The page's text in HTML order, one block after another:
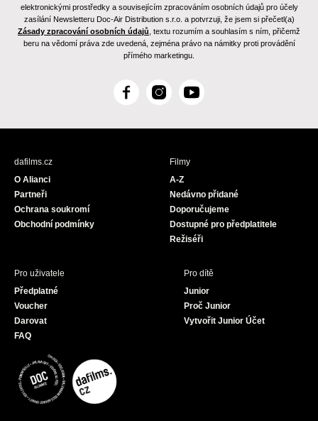
elektronickými prostředky a souvisejícím zpracováním osobních údajů pro účely
zasílání Newsletteru Doc-Air Distribution s.r.o. a potvrzuji, že jsem si přečetl(a)
Zásady zpracování osobních údajů , textu rozumím a souhlasím s ním, přičemž
beru na vědomí práva zde uvedená, zejména právo na námitky proti provádění
přímého marketingu.
F
c
I
s
Y
u
dafilms.cz
O Alianci
Partneři
Ochrana soukromí
Obchodní podmínky
Filmy
A-Z
Nedávno přidané
Doporučujeme
Dostupné pro předplatitele
Režiséři
Pro uživatele
Předplatné
Voucher
Darovat
FAQ
Pro dítě
Junior
Proč Junior
Vytvořit Junior Účet